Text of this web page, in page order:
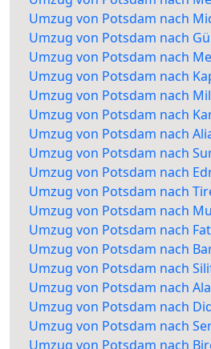
Umzug von Potsdam nach
Umzug von Potsdam nach
Umzug von Potsdam nach
Umzug von Potsdam nach
Umzug von Potsdam nach
Umzug von Potsdam nach
Umzug von Potsdam nach
Umzug von Potsdam nach
Umzug von Potsdam nach
Umzug von Potsdam nach
Umzug von Potsdam nach
Umzug von Potsdam nach
Umzug von Potsdam nach
Umzug von Potsdam nach
Umzug von Potsdam nach
Umzug von Potsdam nach
Umzug von Potsdam nach
Umzug von Potsdam nach